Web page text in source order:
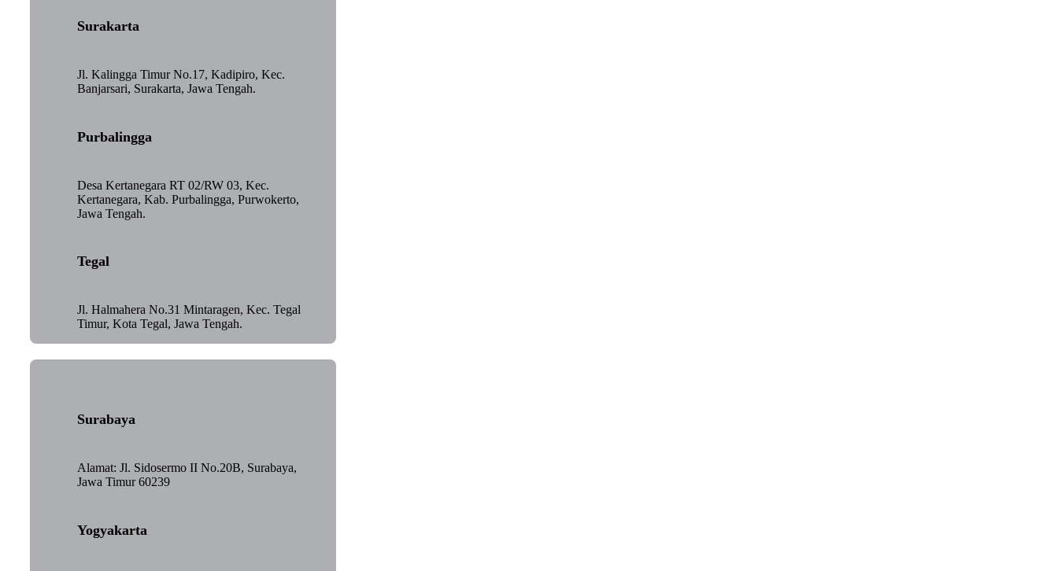
Surakarta
Jl. Kalingga Timur No.17, Kadipiro, Kec.
Banjarsari, Surakarta, Jawa Tengah.
Purbalingga
Desa Kertanegara RT 02/RW 03, Kec.
Kertanegara, Kab. Purbalingga, Purwokerto,
Jawa Tengah.
Tegal
Jl. Halmahera No.31 Mintaragen, Kec. Tegal
Timur, Kota Tegal, Jawa Tengah.
Surabaya
Alamat: Jl. Sidosermo II No.20B, Surabaya,
Jawa Timur 60239
Yogyakarta